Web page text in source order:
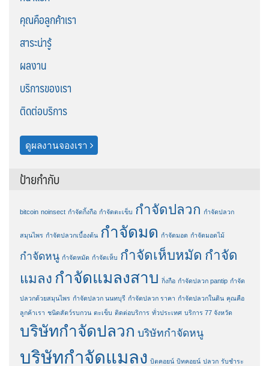
คุณคือลูกค้าเรา
สาระน่ารู้
ผลงาน
บริการของเรา
ติดต่อบริการ
ดูผลงานจองเรา
ป้ายกำกับ
bitcoin noinsect กำจัดกิ้งกือ กำจัดตะเข็บ กำจัดปลวก กำจัดปลวก
สมุนไพร กำจัดปลวกเบื้องต้น กำจัดมด กำจัดมอด กำจัดมอดไม้
กำจัดหนู กำจัดหมัด กำจัดเห็บ กำจัดเห็บหมัด กำจัด
แมลง กำจัดแมลงสาบ กิ่งกือ กําจัดปลวก pantip กําจัด
ปลวกด้วยสมุนไพร กําจัดปลวก นนทบุรี กําจัดปลวก ราคา กําจัดปลวกในดิน คุณคือ
ลูกค้าเรา ชนิดสัตว์รบกวน ตะเข็บ ติดต่อบริการ ทั่วประเทศ บริการ 77 จังหวัด
บริษัทกำจัดปลวก บริษัทกำจัดหนู
บริษัทกำจัดแมลง บิตคอยน์ บิทคอยน์ ปลวก รับชำระ